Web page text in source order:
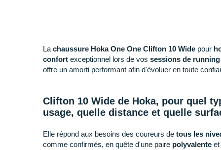
La chaussure Hoka One One Clifton 10 Wide pour
confort exceptionnel lors de vos sessions de running
offre un amorti performant afin d'évoluer en toute
Clifton 10 Wide de Hoka, pour quel
usage, quelle distance et quelle
Elle répond aux besoins des coureurs de tous les
comme confirmés, en quête d'une paire polyvalente et